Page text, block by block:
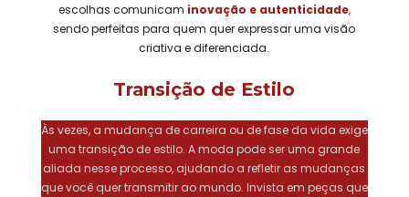
escolhas comunicam inovação e autenticidade,
sendo perfeitas para quem quer expressar uma visão
criativa e diferenciada.
Transição de Estilo
Às vezes, a mudança de carreira ou de fase da vida exige
uma transição de estilo. A moda pode ser uma grande
aliada nesse processo, ajudando a refletir as mudanças
que você quer transmitir ao mundo. Invista em peças que